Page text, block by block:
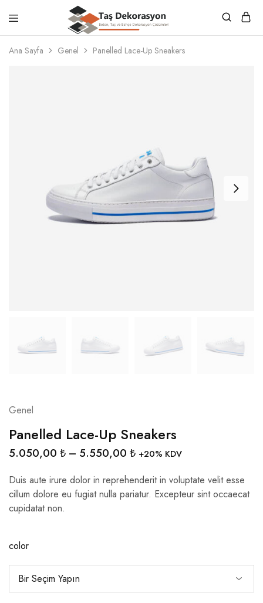
Taş
Dekorasyon
Beton,
Taş
Ana Sayfa Genel Panelled Lace-Up Sneakers
Genel
Panelled Lace-Up Sneakers
5.050,00 ₺ – 5.550,00 ₺ +20% KDV
Duis aute irure dolor in reprehenderit in voluptate velit esse
cillum dolore eu fugiat nulla pariatur. Excepteur sint occaecat
cupidatat non.
color